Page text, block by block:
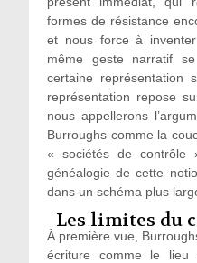
formes de résistance
et nous force à
même geste narratif
certaine représentation
représentation repose
nous appellerons
Burroughs comme la
« sociétés de contrôle
généalogie de cette
dans un schéma plus
Les limites du
À première vue,
écriture comme le lieu